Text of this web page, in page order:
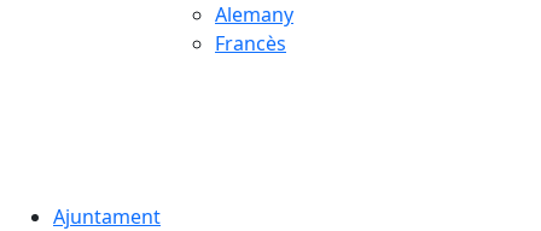
Alemany
Francès
Ajuntament